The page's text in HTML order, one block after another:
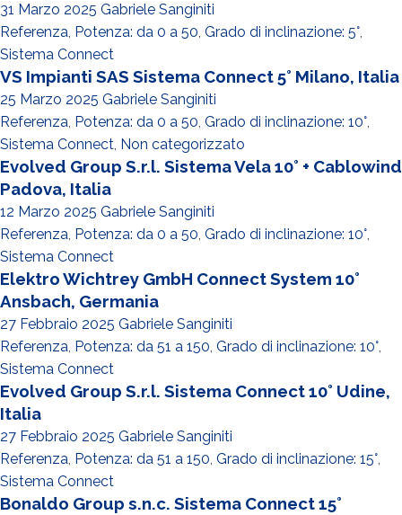
31 Marzo 2025 Gabriele Sanginiti
Referenza, Potenza: da 0 a 50, Grado di inclinazione: 5°,
Sistema Connect
VS Impianti SAS Sistema Connect 5° Milano, Italia
25 Marzo 2025 Gabriele Sanginiti
Referenza, Potenza: da 0 a 50, Grado di inclinazione: 10°,
Sistema Connect, Non categorizzato
Evolved Group S.r.l. Sistema Vela 10° + Cablowind
Padova, Italia
12 Marzo 2025 Gabriele Sanginiti
Referenza, Potenza: da 0 a 50, Grado di inclinazione: 10°,
Sistema Connect
Elektro Wichtrey GmbH Connect System 10°
Ansbach, Germania
27 Febbraio 2025 Gabriele Sanginiti
Referenza, Potenza: da 51 a 150, Grado di inclinazione: 10°,
Sistema Connect
Evolved Group S.r.l. Sistema Connect 10° Udine,
Italia
27 Febbraio 2025 Gabriele Sanginiti
Referenza, Potenza: da 51 a 150, Grado di inclinazione: 15°,
Sistema Connect
Bonaldo Group s.n.c. Sistema Connect 15°